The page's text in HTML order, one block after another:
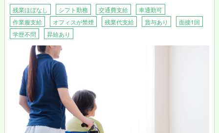
残業ほぼなし シフト勤務 交通費支給
車通勤可
作業服支給
オフィスが禁煙 残業代支給 賞与あり
面接1回
学歴不問
昇給あり